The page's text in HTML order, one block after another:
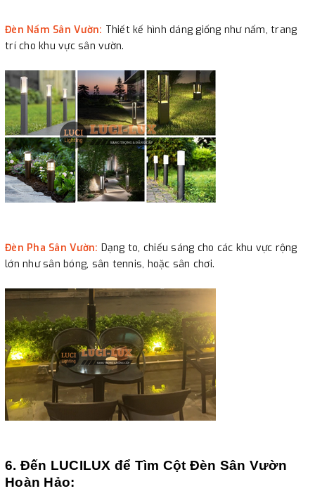
Đèn Nấm Sân Vườn: Thiết kế hình dáng giống như nấm, trang
trí cho khu vực sân vườn.
Đèn Pha Sân Vườn: Dạng to, chiếu sáng cho các khu vực rộng
lớn như sân bóng, sân tennis, hoặc sân chơi.
6. Đến LUCILUX để Tìm Cột Đèn Sân Vườn
Hoàn Hảo: